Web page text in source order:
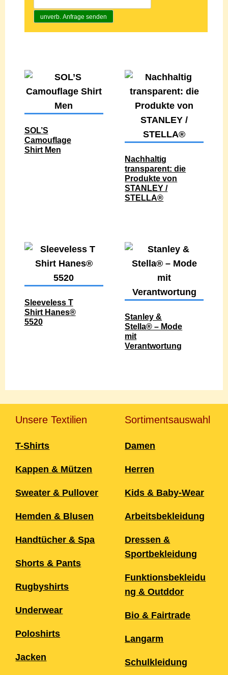
unverb. Anfrage senden
SOL’S
Camouflage
Shirt Men
Nachhaltig
transparent: die
Produkte von
STANLEY /
STELLA®
Sleeveless T
Shirt Hanes®
5520
Stanley &
Stella® – Mode
mit
Verantwortung
Unsere Textilien
T-Shirts
Kappen & Mützen
Sweater & Pullover
Hemden & Blusen
Handtücher & Spa
Shorts & Pants
Rugbyshirts
Underwear
Poloshirts
Jacken
Sortimentsauswahl
Damen
Herren
Kids & Baby-Wear
Arbeitsbekleidung
Dressen &
Sportbekleidung
Funktionsbekleidu
ng & Outddor
Bio & Fairtrade
Langarm
Schulkleidung